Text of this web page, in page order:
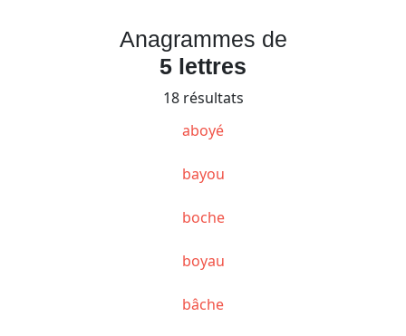
Anagrammes de
5 lettres
18 résultats
aboyé
bayou
boche
boyau
bâche